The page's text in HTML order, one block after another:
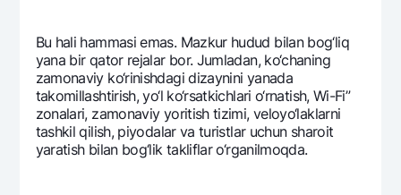
Bu hali hammasi emas. Mazkur hudud bilan bog‘liq
yana bir qator rеjalar bor. Jumladan, ko‘chaning
zamonaviy ko‘rinishdagi dizaynini yanada
takomillashtirish, yo‘l ko‘rsatkichlari o‘rnatish, Wi-Fi”
zonalari, zamonaviy yoritish tizimi, vеloyo‘laklarni
tashkil qilish, piyodalar va turistlar uchun sharoit
yaratish bilan bog‘lik takliflar o‘rganilmoqda.